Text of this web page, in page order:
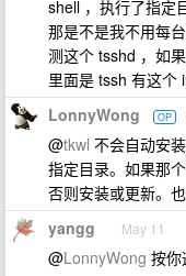
shell ，执行了指定
那是不是我不用每
测这个 tsshd ，如
里面是 tssh 有这个
LonnyWong OP
@tkwl 不会自动安
指定目录。如果那
否则安装或更新。
yangg May 11
@LonnyWong 按你